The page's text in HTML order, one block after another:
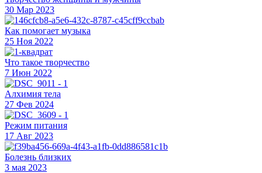
30 Мар 2023
Как помогает музыка
25 Ноя 2022
Что такое творчество
7 Июн 2022
Алхимия тела
27 Фев 2024
Режим питания
17 Авг 2023
Болезнь близких
3 мая 2023